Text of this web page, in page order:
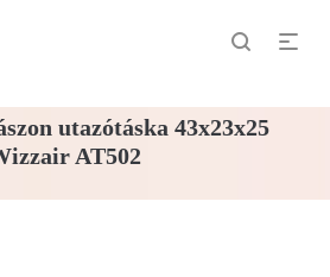
utazótáska 43x23x25
AT502